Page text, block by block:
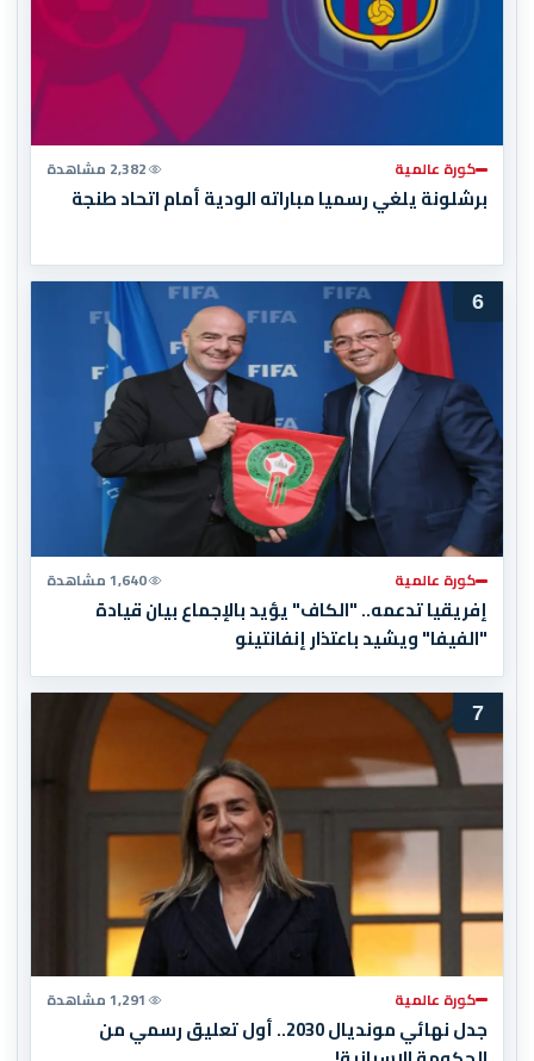
كورة عالمية 2,382 مشاهدة
برشلونة يلغي رسميا مباراته الودية أمام اتحاد طنجة
6
كورة عالمية 1,640 مشاهدة
إفريقيا تدعمه.. "الكاف" يؤيد بالإجماع بيان قيادة
"الفيفا" ويشيد باعتذار إنفانتينو
7
كورة عالمية 1,291 مشاهدة
جدل نهائي مونديال 2030.. أول تعليق رسمي من